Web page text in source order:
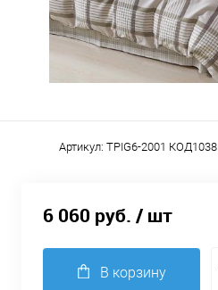
Артикул: TPIG6-2001 КОД1038
6 060 руб. / шт
В корзину